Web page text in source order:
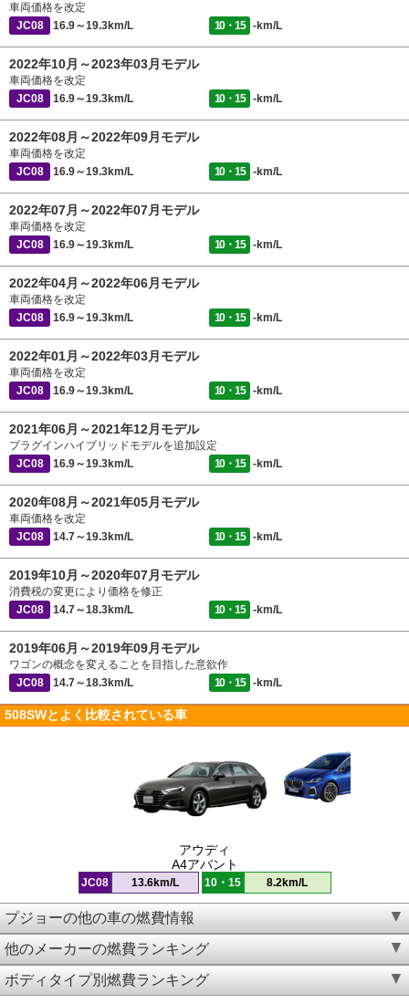
車両価格を改定
JC08
16.9～19.3km/L 10・15 -km/L
2022年10月～2023年03月モデル
車両価格を改定
JC08
16.9～19.3km/L 10・15 -km/L
2022年08月～2022年09月モデル
車両価格を改定
JC08
16.9～19.3km/L 10・15 -km/L
2022年07月～2022年07月モデル
車両価格を改定
JC08
16.9～19.3km/L 10・15 -km/L
2022年04月～2022年06月モデル
車両価格を改定
JC08
16.9～19.3km/L 10・15 -km/L
2022年01月～2022年03月モデル
車両価格を改定
JC08
16.9～19.3km/L 10・15 -km/L
2021年06月～2021年12月モデル
プラグインハイブリッドモデルを追加設定
JC08
16.9～19.3km/L 10・15 -km/L
2020年08月～2021年05月モデル
車両価格を改定
JC08
14.7～19.3km/L 10・15 -km/L
2019年10月～2020年07月モデル
消費税の変更により価格を修正
JC08
14.7～18.3km/L 10・15 -km/L
2019年06月～2019年09月モデル
ワゴンの概念を変えることを目指した意欲作
JC08
14.7～18.3km/L 10・15 -km/L
508SWとよく比較されている車
アウディ
A4アバント
JC08 13.6km/L 10・15 8.2km/L
プジョーの他の車の燃費情報
他のメーカーの燃費ランキング
ボディタイプ別燃費ランキング